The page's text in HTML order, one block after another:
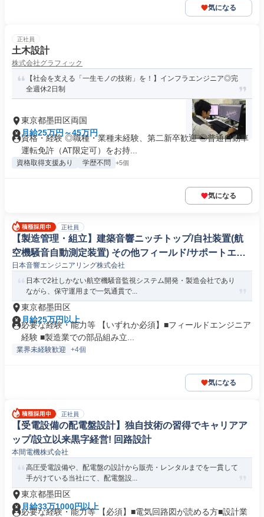
気になる
正社員
土木設計
株式会社グラフィック
【社会を支える「一生モノの技術」を！】インフラエンジニア◎完
全週休2日制
東京都墨田区両国
月給25万円～45万円
資格・経験 ◎職種・業種未経験、第二新卒歓迎 ◎普通自動車
運転免許（AT限定可）をお持...
資格取得支援あり 学歴不問 +5個
気になる
正社員
【製造管理・組立】建築音響ニッチトップ/自社装置(航
空機騒音自動測定装置) その他フィールド/サポートエン
ジニア(機械/電気/電子製品専門職)
日本音響エンジニアリング株式会社
日本で2社しかない航空機騒音監視システム開発・製造会社であり
ながら、保守運用まで一気通貫で...
東京都墨田区
月給25万円以上
必要な経験・能力等 【いずれか必須】■フィールドエンジニア
経験 ■製造業での部品組み立...
業界未経験歓迎 +4個
気になる
正社員
【受電設備の配電盤設計】独自技術の習得でキャリアア
ップ/設立以来黒字経営! 回路設計
本間電機株式会社
高圧受電設備や、配電盤の設計から販売・レンタルまでを一貫して
手がけている当社にて、配電盤設...
東京都墨田区
月給33万1000円以上
必要な経験・能力等 【必須】■電気回路図が読める方■設計業